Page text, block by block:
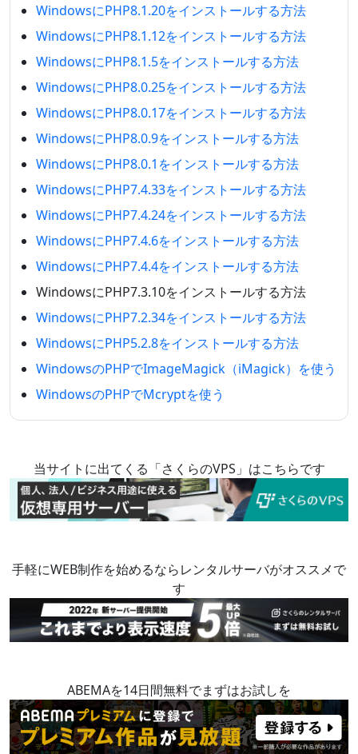
WindowsにPHP8.1.20をインストールする方法
WindowsにPHP8.1.12をインストールする方法
WindowsにPHP8.1.5をインストールする方法
WindowsにPHP8.0.25をインストールする方法
WindowsにPHP8.0.17をインストールする方法
WindowsにPHP8.0.9をインストールする方法
WindowsにPHP8.0.1をインストールする方法
WindowsにPHP7.4.33をインストールする方法
WindowsにPHP7.4.24をインストールする方法
WindowsにPHP7.4.6をインストールする方法
WindowsにPHP7.4.4をインストールする方法
WindowsにPHP7.3.10をインストールする方法
WindowsにPHP7.2.34をインストールする方法
WindowsにPHP5.2.8をインストールする方法
WindowsのPHPでImageMagick（iMagick）を使う
WindowsのPHPでMcryptを使う
当サイトに出てくる「さくらのVPS」はこちらです
手軽にWEB制作を始めるならレンタルサーバがオススメで
す
ABEMAを14日間無料でまずはお試しを